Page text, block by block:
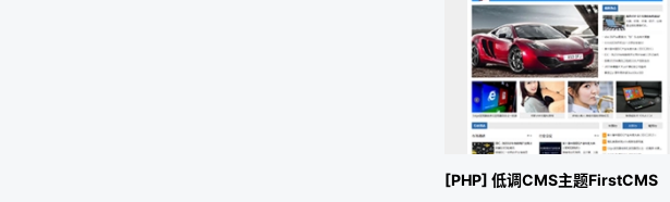
[PHP] 低调CMS主题FirstCMS